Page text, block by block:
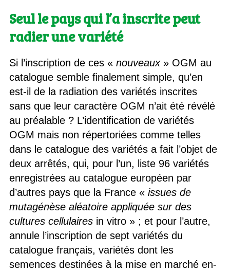
Seul le pays qui l’a inscrite peut
radier une variété
Si l’inscription de ces « nouveaux» OGM au
catalogue semble finalement simple, qu’en
est-il de la radiation des variétés inscrites
sans que leur caractère OGM n’ait été révélé
au préalable ? L’identification de variétés
OGM mais non répertoriées comme telles
dans le catalogue des variétés a fait l’objet de
deux arrêtés, qui, pour l’un, liste 96 variétés
enregistrées au catalogue européen par
d’autres pays que la France « issues de
mutagénèse aléatoire appliquée sur des
cultures cellulairesin vitro » ; et pour l’autre,
annule l’inscription de sept variétés du
catalogue français, variétés dont les
semences destinées à la mise en marché en-